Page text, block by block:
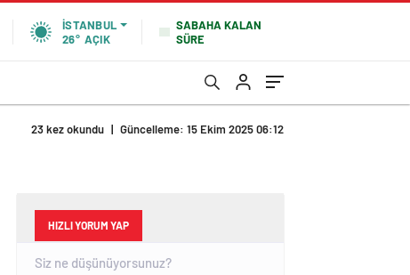
İSTANBUL
26° AÇIK
SABAHA KALAN
SÜRE
23 kez okundu | Güncelleme: 15 Ekim 2025 06:12
HIZLI YORUM YAP